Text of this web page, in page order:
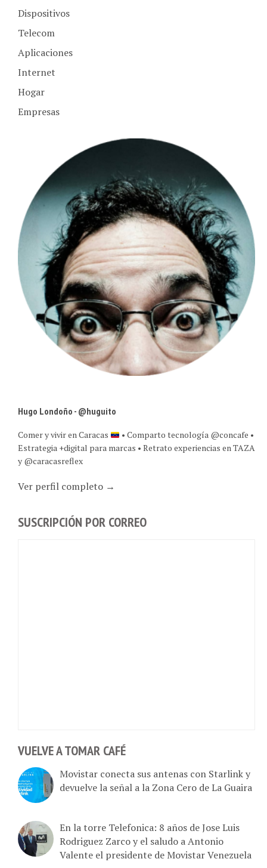
Dispositivos
Telecom
Aplicaciones
Internet
Hogar
Empresas
• Comparto tecnología @concafe •
Estrategia +digital para marcas • Retrato experiencias en TAZA
y @caracasreflex
Ver perfil completo →
SUSCRIPCIÓN POR CORREO
VUELVE A TOMAR CAFÉ
Movistar conecta sus antenas con Starlink y
devuelve la señal a la Zona Cero de La Guaira
En la torre Telefonica: 8 años de Jose Luis
Rodriguez Zarco y el saludo a Antonio
Valente el presidente de Movistar Venezuela